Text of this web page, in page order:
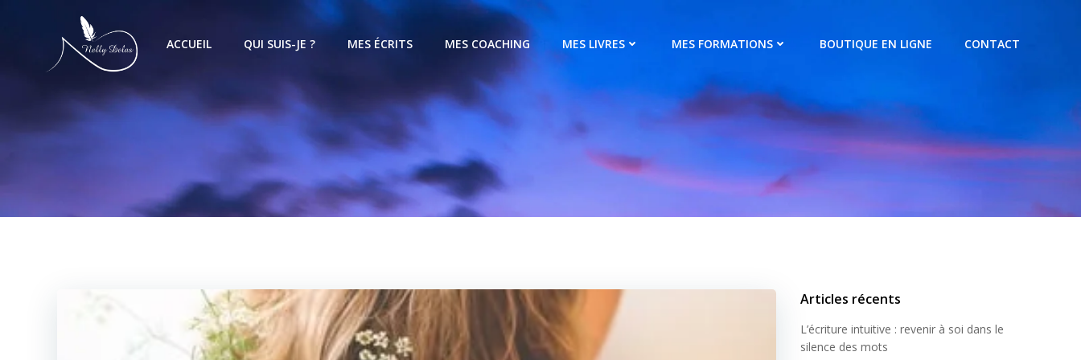
ACCUEIL QUI SUIS-JE ? MES ÉCRITS MES COACHING MES LIVRES MES FORMATIONS BOUTIQUE EN LIGNE CONTACT
Articles récents
L’écriture intuitive : revenir à soi dans le
silence des mots